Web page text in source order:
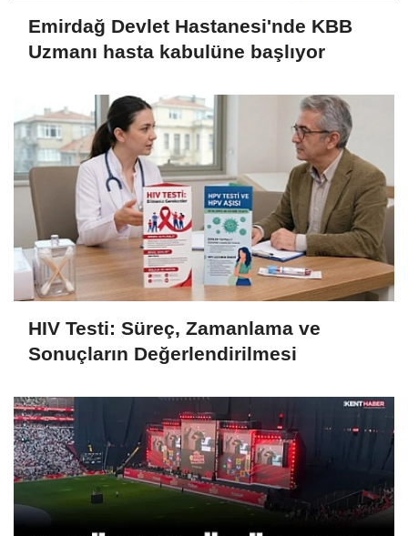
Emirdağ Devlet Hastanesi'nde KBB
Uzmanı hasta kabulüne başlıyor
HIV Testi: Süreç, Zamanlama ve
Sonuçların Değerlendirilmesi